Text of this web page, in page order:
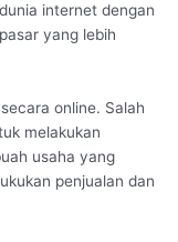
internet dengan
yang lebih
online. Salah
melakukan
usaha yang
penjualan dan